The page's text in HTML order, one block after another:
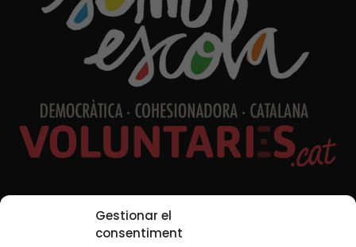
Gestionar el
consentiment
Xarxes Socials